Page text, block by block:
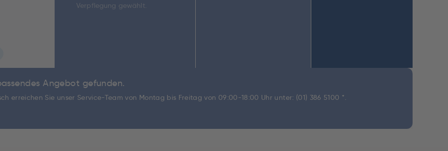
Angebot gefunden.
erreichen Sie unser Service-Team von Montag bis Freitag von 09:00-18:00 Uhr unter: (01) 386 5100 *.
Verpflegung gewählt.